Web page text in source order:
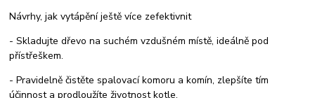
Návrhy, jak vytápění ještě více zefektivnit
- Skladujte dřevo na suchém vzdušném místě, ideálně pod
přístřeškem.
- Pravidelně čistěte spalovací komoru a komín, zlepšíte tím
účinnost a prodloužíte životnost kotle.